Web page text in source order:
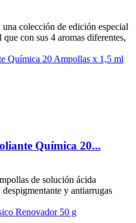
colección de edición especial
con sus 4 aromas diferentes,
Química 20...
de solución ácida
y antiarrugas